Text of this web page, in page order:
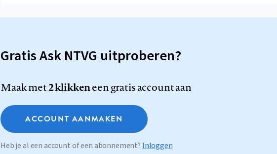
Gratis Ask NTVG uitproberen?
Maak met2 klikkeneen gratis account aan
ACCOUNT AANMAKEN
Heb je al een account of een abonnement? Inloggen